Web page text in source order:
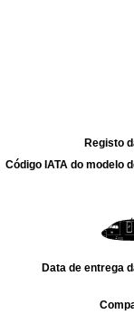
Registo
Código IATA do modelo
Data de entrega